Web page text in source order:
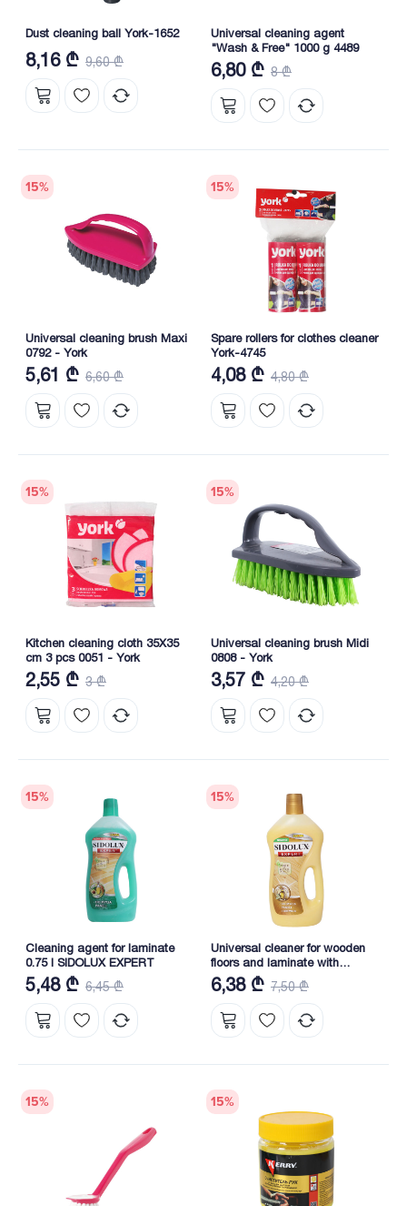
Dust cleaning ball York-1652
8,16 ₾ 9,60 ₾
Universal cleaning agent
"Wash & Free" 1000 g 4489
6,80 ₾ 8 ₾
15%
Universal cleaning brush Maxi
0792 - York
5,61 ₾ 6,60 ₾
15%
Spare rollers for clothes cleaner
York-4745
4,08 ₾ 4,80 ₾
15%
Kitchen cleaning cloth 35X35
cm 3 pcs 0051 - York
2,55 ₾ 3 ₾
15%
Universal cleaning brush Midi
0808 - York
3,57 ₾ 4,20 ₾
15%
Cleaning agent for laminate
0.75 l SIDOLUX EXPERT
5,48 ₾ 6,45 ₾
15%
Universal cleaner for wooden
floors and laminate with
organic matter 0.75 L SIDOLUX
EXPERT NEW
6,38 ₾ 7,50 ₾
15% 15%